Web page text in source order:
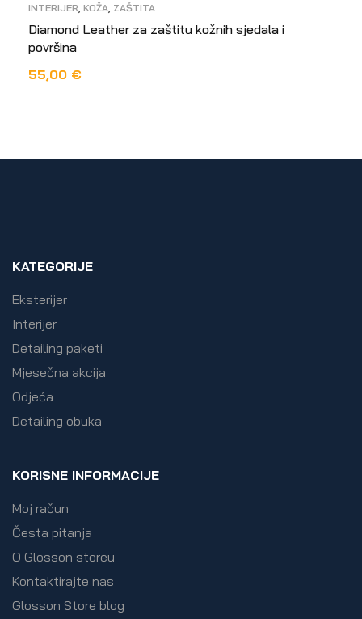
INTERIJER KOŽA ZAŠTITA
Diamond Leather za zaštitu kožnih sjedala i
površina
55,00 €
KATEGORIJE
Eksterijer
Interijer
Detailing paketi
Mjesečna akcija
Odjeća
Detailing obuka
KORISNE INFORMACIJE
Moj račun
Česta pitanja
O Glosson storeu
Kontaktirajte nas
Glosson Store blog